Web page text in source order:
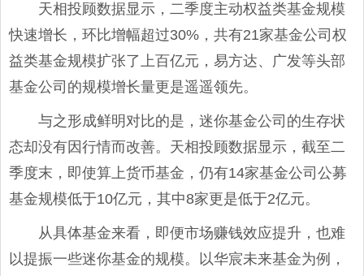
天相投顾数据显示，二季度主动权益类基金规模
快速增长，环比增幅超过30%，共有21家基金公司权
益类基金规模扩张了上百亿元，易方达、广发等头部
基金公司的规模增长量更是遥遥领先。
与之形成鲜明对比的是，迷你基金公司的生存状
态却没有因行情而改善。天相投顾数据显示，截至二
季度末，即使算上货币基金，仍有14家基金公司公募
基金规模低于10亿元，其中8家更是低于2亿元。
从具体基金来看，即便市场赚钱效应提升，也难
以提振一些迷你基金的规模。以华宸未来基金为例，